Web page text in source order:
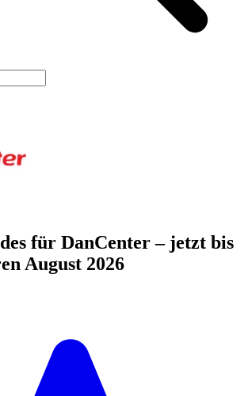
für DanCenter – jetzt bis
August 2026